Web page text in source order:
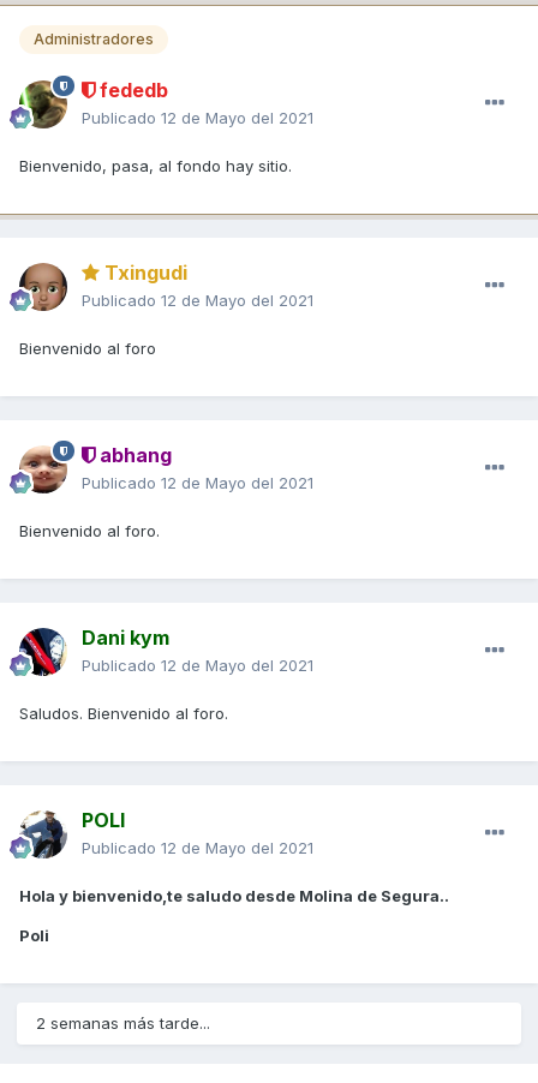
Administradores
fededb
Publicado 12 de Mayo del 2021
Bienvenido, pasa, al fondo hay sitio.
Txingudi
Publicado 12 de Mayo del 2021
Bienvenido al foro
abhang
Publicado 12 de Mayo del 2021
Bienvenido al foro.
Dani kym
Publicado 12 de Mayo del 2021
Saludos. Bienvenido al foro.
POLI
Publicado 12 de Mayo del 2021
Hola y bienvenido,te saludo desde Molina de Segura..
Poli
2 semanas más tarde...